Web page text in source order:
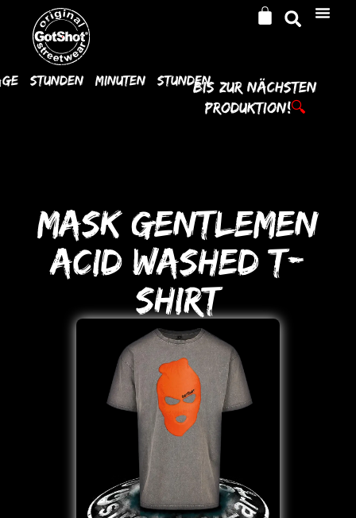
Stunden Minuten StundenBis ZurNächsten
Produktion!🔍
MASK GENTLEMEN
ACID WASHED T-
SHIRT